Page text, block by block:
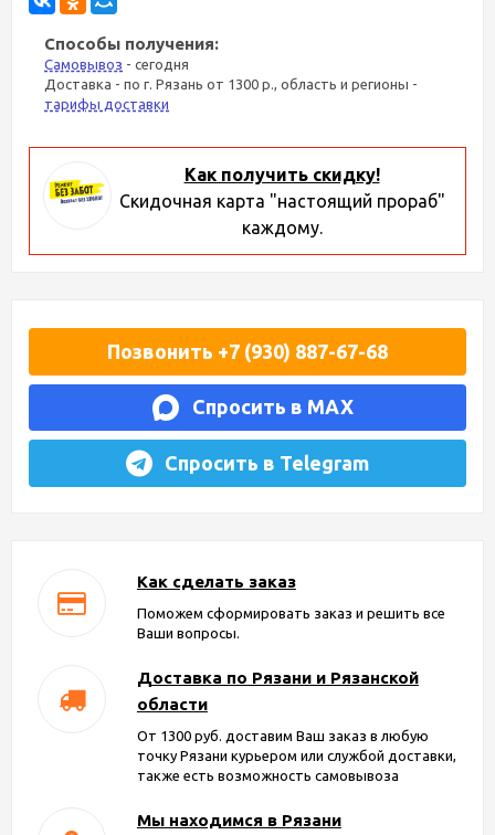
Способы получения:
Самовывоз - сегодня
Доставка - по г. Рязань от 1300 р., область и регионы -
тарифы доставки
Как получить скидку!
Скидочная карта "настоящий прораб"
каждому.
Позвонить +7 (930) 887-67-68
Спросить в MAX
Спросить в Telegram
Как сделать заказ
Поможем сформировать заказ и решить все
Ваши вопросы.
Доставка по Рязани и Рязанской
области
От 1300 руб. доставим Ваш заказ в любую
точку Рязани курьером или службой доставки,
также есть возможность самовывоза
Мы находимся в Рязани